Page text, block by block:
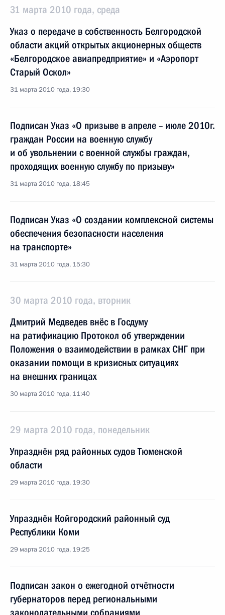
31 марта 2010 года, среда
Указ о передаче в собственность Белгородской
области акций открытых акционерных обществ
«Белгородское авиапредприятие» и «Аэропорт
Старый Оскол»
31 марта 2010 года, 19:30
Подписан Указ «О призыве в апреле – июле 2010г.
граждан России на военную службу
и об увольнении с военной службы граждан,
проходящих военную службу по призыву»
31 марта 2010 года, 18:45
Подписан Указ «О создании комплексной системы
обеспечения безопасности населения
на транспорте»
31 марта 2010 года, 15:30
30 марта 2010 года, вторник
Дмитрий Медведев внёс в Госдуму
на ратификацию Протокол об утверждении
Положения о взаимодействии в рамках СНГ при
оказании помощи в кризисных ситуациях
на внешних границах
30 марта 2010 года, 11:40
29 марта 2010 года, понедельник
Упразднён ряд районных судов Тюменской
области
29 марта 2010 года, 19:30
Упразднён Койгородский районный суд
Республики Коми
29 марта 2010 года, 19:25
Подписан закон о ежегодной отчётности
губернаторов перед региональными
законодательными собраниями